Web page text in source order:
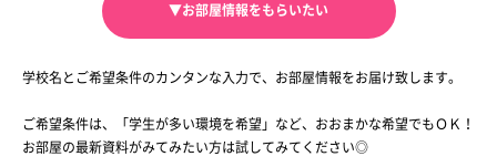
▼お部屋情報をもらいたい
学校名とご希望条件のカンタンな入力で、お部屋情報をお届け致します。
ご希望条件は、「学生が多い環境を希望」など、おおまかな希望でもＯＫ！
お部屋の最新資料がみてみたい方は試してみてください◎